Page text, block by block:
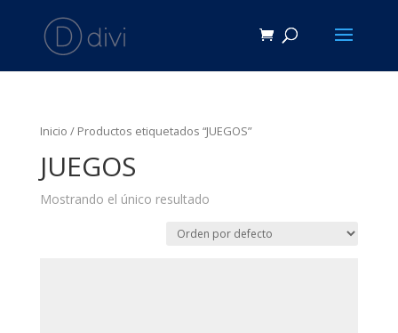
Inicio / Productos etiquetados “JUEGOS”
JUEGOS
Mostrando el único resultado